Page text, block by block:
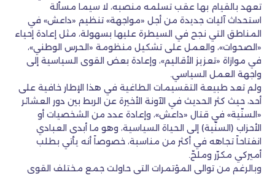
تعهد بالقيام بها عقب تسلمه منصبه، لا سيما مسألة
استحداث آليات جديدة من أجل «مواجهة» تنظيم «داعش» في
المناطق التي نجح في السيطرة عليها بسهولة، مثل إعادة إحياء
«الصحوات»، والعمل على تشكيل منظومة «الحرس الوطني»،
في موازاة «تعزيز الأقاليم»، وإعادة بعض القوى السياسية إلى
واجهة العمل السياسي.
ولم تعد طبيعة التقسيمات الطاغية في هذا الإطار خافية على
أحد، حيث كثر الحديث في الآونة الأخيرة عن الربط بين دور العشائر
«السنّية» في قتال «داعش»، وإعادة عدد من الشخصيات أو
الأحزاب (السنّية) إلى الحياة السياسية، وهو ما أبدى العبادي
انفتاحاً تجاهه في أكثر من مناسبة، خصوصاً أنه يأتي بطلب
أميركي مكرّر وملحّ.
وبالرغم من توالي المؤتمرات التي حاولت جمع مختلف القوى